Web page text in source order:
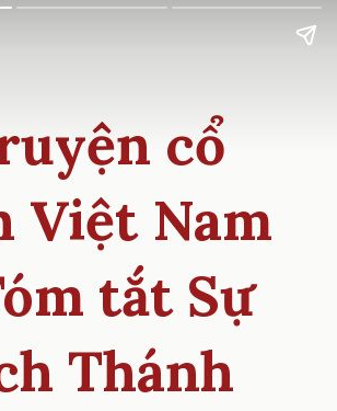
cổ
Việt Nam
tắt Sự
Thánh